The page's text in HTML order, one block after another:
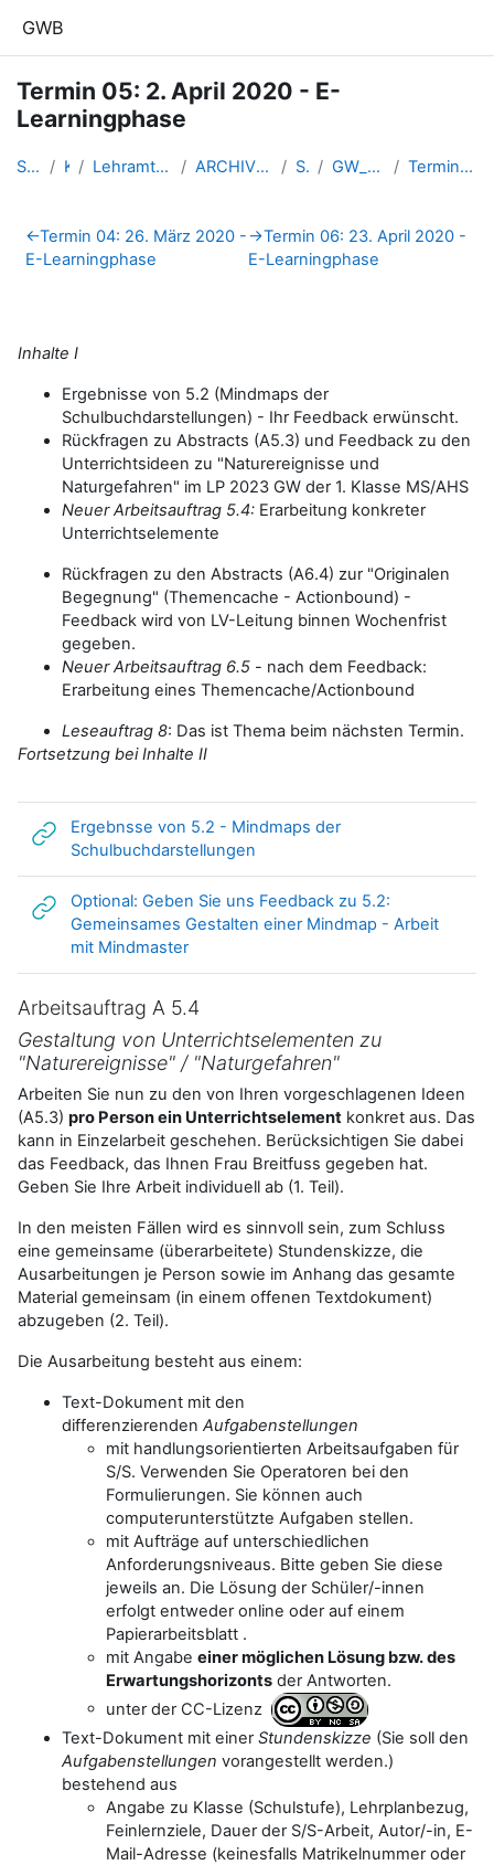
GWB
Termin 05: 2. April 2020 - E-
Learningphase
Startseite Kurse Lehramtsausbildung GW im Clust... ARCHIV - Lehrveranstaltungen a... SS_2020 GW_FDnawiGeo_2020ss Termin 05: 2. April 2020 - E-L...
Abschnittsübersicht
←Termin 04: 26. März 2020 -
E-Learningphase
→Termin 06: 23. April 2020 -
E-Learningphase
Inhalte I
Ergebnisse von 5.2 (Mindmaps der
Schulbuchdarstellungen) - Ihr Feedback erwünscht.
Rückfragen zu Abstracts (A5.3) und Feedback zu den
Unterrichtsideen zu "Naturereignisse und
Naturgefahren" im LP 2023 GW der 1. Klasse MS/AHS
Neuer Arbeitsauftrag 5.4: Erarbeitung konkreter
Unterrichtselemente
Rückfragen zu den Abstracts (A6.4) zur "Originalen
Begegnung" (Themencache - Actionbound) -
Feedback wird von LV-Leitung binnen Wochenfrist
gegeben.
Neuer Arbeitsauftrag 6.5 - nach dem Feedback:
Erarbeitung eines Themencache/Actionbound
Leseauftrag 8: Das ist Thema beim nächsten Termin.
Fortsetzung bei Inhalte II
Ergebnsse von 5.2 - Mindmaps der
Schulbuchdarstellungen
Optional: Geben Sie uns Feedback zu 5.2:
Gemeinsames Gestalten einer Mindmap - Arbeit
mit MindmasterLink/URL
Arbeitsauftrag A 5.4
Gestaltung von Unterrichtselementen zu
"Naturereignisse" / "Naturgefahren"
Arbeiten Sie nun zu den von Ihren vorgeschlagenen Ideen
(A5.3) pro Person ein Unterrichtselement konkret aus. Das
kann in Einzelarbeit geschehen. Berücksichtigen Sie dabei
das Feedback, das Ihnen Frau Breitfuss gegeben hat.
Geben Sie Ihre Arbeit individuell ab (1. Teil).
In den meisten Fällen wird es sinnvoll sein, zum Schluss
eine gemeinsame (überarbeitete) Stundenskizze, die
Ausarbeitungen je Person sowie im Anhang das gesamte
Material gemeinsam (in einem offenen Textdokument)
abzugeben (2. Teil).
Die Ausarbeitung besteht aus einem:
Text-Dokument mit den
differenzierenden Aufgabenstellungen
mit handlungsorientierten Arbeitsaufgaben für
S/S. Verwenden Sie Operatoren bei den
Formulierungen. Sie können auch
computerunterstützte Aufgaben stellen.
mit Aufträge auf unterschiedlichen
Anforderungsniveaus. Bitte geben Sie diese
jeweils an. Die Lösung der Schüler/-innen
erfolgt entweder online oder auf einem
Papierarbeitsblatt .
mit Angabe einer möglichen Lösung bzw. des
Erwartungshorizonts der Antworten.
unter der CC-Lizenz
Text-Dokument mit einerStundenskizze (Sie soll den
Aufgabenstellungen vorangestellt werden.)
bestehend aus
Angabe zu Klasse (Schulstufe), Lehrplanbezug,
Feinlernziele, Dauer der S/S-Arbeit, Autor/-in, E-
Mail-Adresse (keinesfalls Matrikelnummer oder